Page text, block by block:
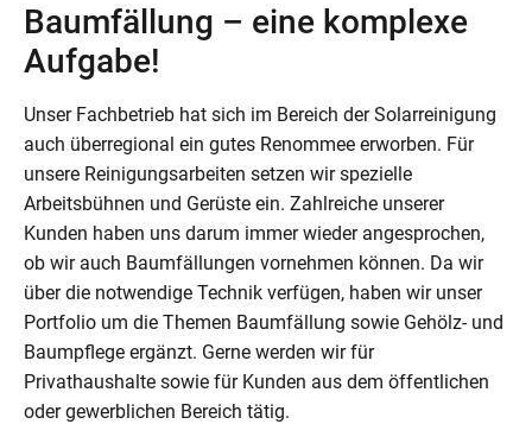
Baumfällung – eine komplexe
Aufgabe!
Unser Fachbetrieb hat sich im Bereich der Solarreinigung
auch überregional ein gutes Renommee erworben. Für
unsere Reinigungsarbeiten setzen wir spezielle
Arbeitsbühnen und Gerüste ein. Zahlreiche unserer
Kunden haben uns darum immer wieder angesprochen,
ob wir auch Baumfällungen vornehmen können. Da wir
über die notwendige Technik verfügen, haben wir unser
Portfolio um die Themen Baumfällung sowie Gehölz- und
Baumpflege ergänzt. Gerne werden wir für
Privathaushalte sowie für Kunden aus dem öffentlichen
oder gewerblichen Bereich tätig.